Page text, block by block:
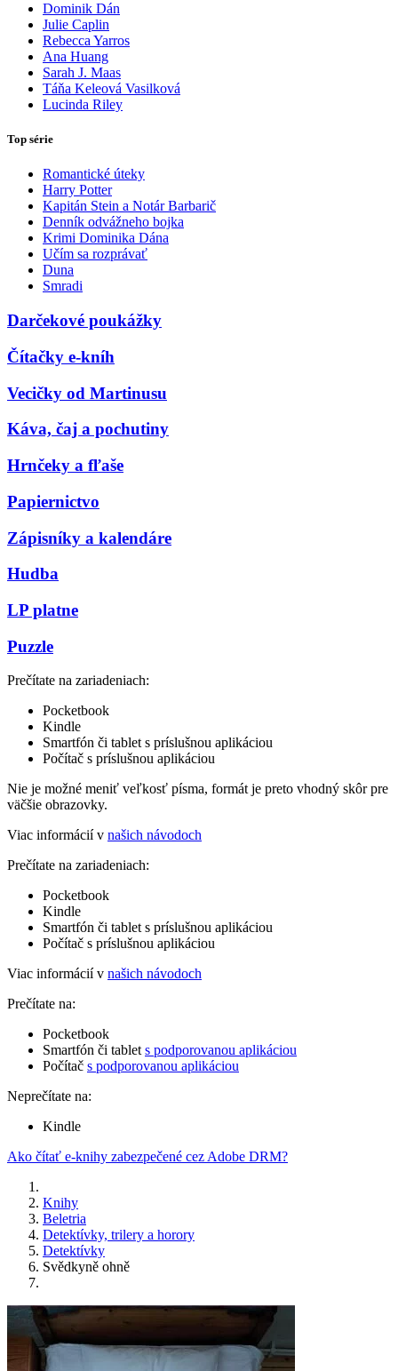
Dominik Dán
Julie Caplin
Rebecca Yarros
Ana Huang
Sarah J. Maas
Táňa Keleová Vasilková
Lucinda Riley
Top série
Romantické úteky
Harry Potter
Kapitán Stein a Notár Barbarič
Denník odvážneho bojka
Krimi Dominika Dána
Učím sa rozprávať
Duna
Smradi
Darčekové poukážky
Čítačky e-kníh
Vecičky od Martinusu
Káva, čaj a pochutiny
Hrnčeky a fľaše
Papiernictvo
Zápisníky a kalendáre
Hudba
LP platne
Puzzle
Prečítate na zariadeniach:
Pocketbook
Kindle
Smartfón či tablet s príslušnou aplikáciou
Počítač s príslušnou aplikáciou
Nie je možné meniť veľkosť písma, formát je preto vhodný skôr pre
väčšie obrazovky.
Viac informácií v našich návodoch
Prečítate na zariadeniach:
Pocketbook
Kindle
Smartfón či tablet s príslušnou aplikáciou
Počítač s príslušnou aplikáciou
Viac informácií v našich návodoch
Prečítate na:
Pocketbook
Smartfón či tablet s podporovanou aplikáciou
Počítač s podporovanou aplikáciou
Neprečítate na:
Kindle
Ako čítať e-knihy zabezpečené cez Adobe DRM?
Knihy
Beletria
Detektívky, trilery a horory
Detektívky
Svědkyně ohně